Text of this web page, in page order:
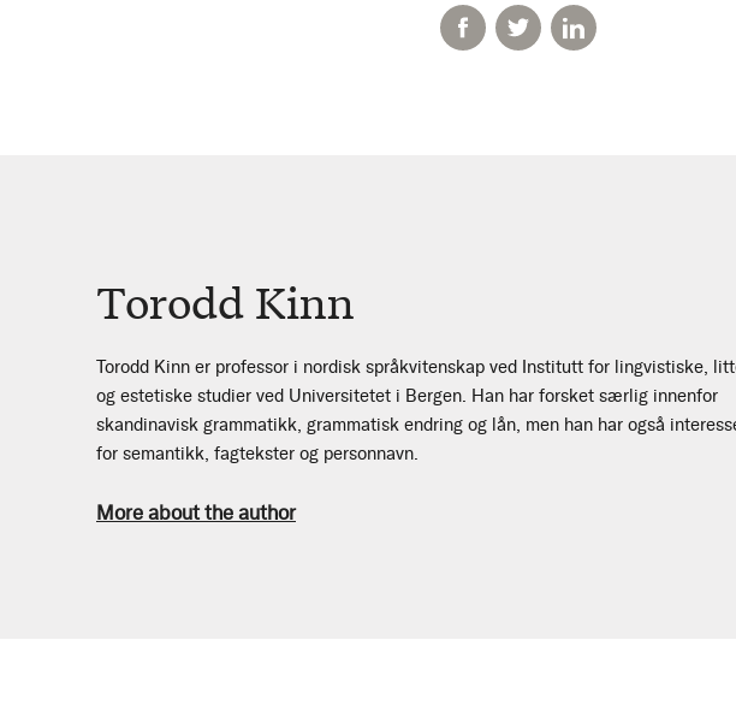
Torodd Kinn
Torodd Kinn er professor i nordisk språkvitenskap ved Institutt for lingvistiske,
og estetiske studier ved Universitetet i Bergen. Han har forsket særlig innenfor
skandinavisk grammatikk, grammatisk endring og lån, men han har også
for semantikk, fagtekster og personnavn.
More about the author